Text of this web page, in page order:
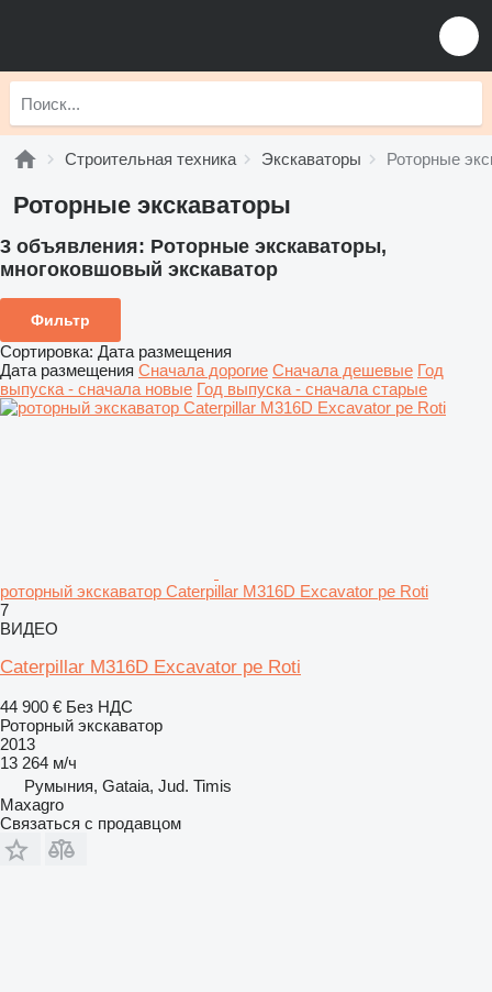
Строительная техника Экскаваторы Роторные
Роторные экскаваторы
3 объявления: Роторные экскаваторы,
многоковшовый экскаватор
Фильтр
Сортировка: Дата размещения
Дата размещения Сначала дорогие Сначала дешевые Год
выпуска - сначала новые Год выпуска - сначала старые
роторный экскаватор Caterpillar M316D Excavator pe Roti
7
ВИДЕО
Caterpillar M316D Excavator pe Roti
44 900 € Без НДС
Роторный экскаватор
2013
13 264 м/ч
Румыния, Gataia, Jud. Timis
Maxagro
Связаться с продавцом